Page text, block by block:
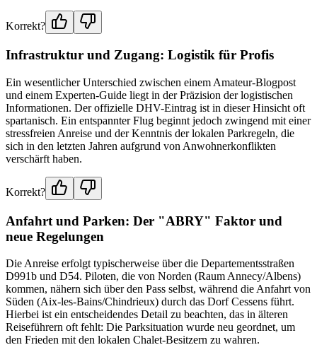
Korrekt?
Infrastruktur und Zugang: Logistik für Profis
Ein wesentlicher Unterschied zwischen einem Amateur-Blogpost
und einem Experten-Guide liegt in der Präzision der logistischen
Informationen. Der offizielle DHV-Eintrag ist in dieser Hinsicht oft
spartanisch. Ein entspannter Flug beginnt jedoch zwingend mit einer
stressfreien Anreise und der Kenntnis der lokalen Parkregeln, die
sich in den letzten Jahren aufgrund von Anwohnerkonflikten
verschärft haben.
Korrekt?
Anfahrt und Parken: Der "ABRY" Faktor und
neue Regelungen
Die Anreise erfolgt typischerweise über die Departementsstraßen
D991b und D54. Piloten, die von Norden (Raum Annecy/Albens)
kommen, nähern sich über den Pass selbst, während die Anfahrt von
Süden (Aix-les-Bains/Chindrieux) durch das Dorf Cessens führt.
Hierbei ist ein entscheidendes Detail zu beachten, das in älteren
Reiseführern oft fehlt: Die Parksituation wurde neu geordnet, um
den Frieden mit den lokalen Chalet-Besitzern zu wahren.